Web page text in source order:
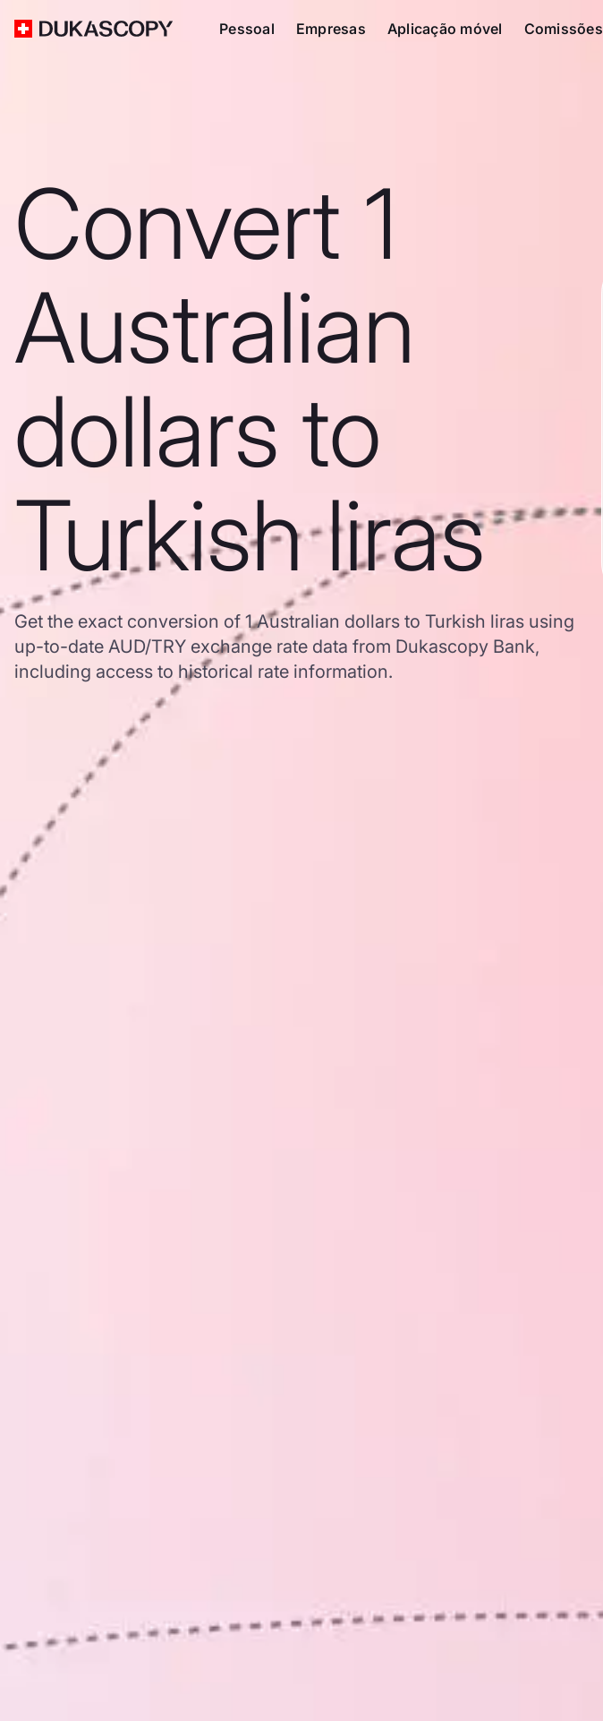
Pessoal Empresas Aplicação móvel Comissões
Convert 1
Australian
dollars to
Turkish liras
Get the exact conversion of 1 Australian dollars to Turkish liras using
up-to-date AUD/TRY exchange rate data from Dukascopy Bank,
including access to historical rate information.